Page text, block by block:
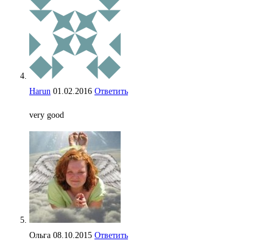
Harun 01.02.2016 Ответить
very good
Ольга 08.10.2015 Ответить